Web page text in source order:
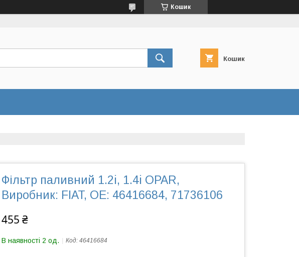
Кошик
Кошик
Фільтр паливний 1.2i, 1.4i OPAR,
Виробник: FIAT, OE: 46416684, 71736106
455 ₴
В наявності 2 од. Код: 46416684